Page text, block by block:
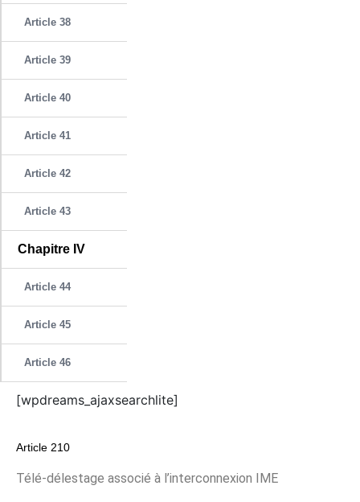
Article 38
Article 39
Article 40
Article 41
Article 42
Article 43
Chapitre IV
Article 44
Article 45
Article 46
[wpdreams_ajaxsearchlite]
Article 210
Télé-délestage associé à l’interconnexion IME